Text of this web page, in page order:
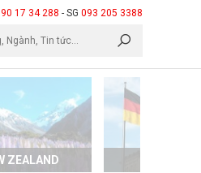
17 34 288 - SG 093 205 3388
ZEALAND